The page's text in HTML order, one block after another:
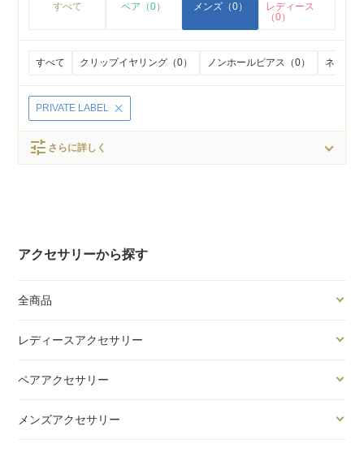
アクセサリーから探す
全商品
レディースアクセサリー
ペアアクセサリー
メンズアクセサリー
すべて ペア（0） メンズ（0）
レディース
（0）
すべて クリップイヤリング（0） ノンホールピアス（0） ネジバ
PRIVATE LABEL
tune さらに詳しく